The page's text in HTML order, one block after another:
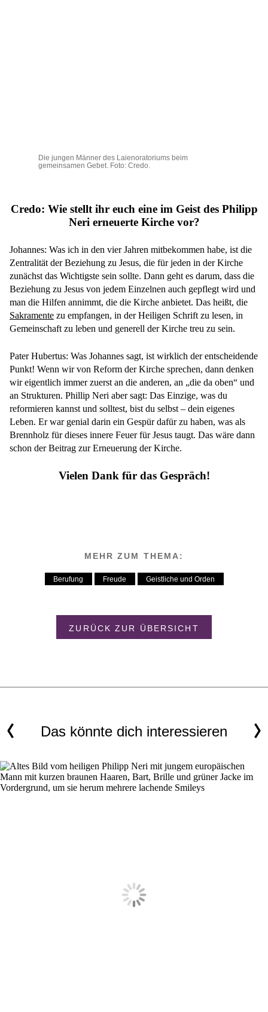
Die jungen Männer des Laienoratoriums beim
gemeinsamen Gebet. Foto: Credo.
Credo: Wie stellt ihr euch eine im Geist des Philipp
Neri erneuerte Kirche vor?
Johannes: Was ich in den vier Jahren mitbekommen habe, ist die
Zentralität der Beziehung zu Jesus, die für jeden in der Kirche
zunächst das Wichtigste sein sollte. Dann geht es darum, dass die
Beziehung zu Jesus von jedem Einzelnen auch gepflegt wird und
man die Hilfen annimmt, die die Kirche anbietet. Das heißt, die
Sakramente zu empfangen, in der Heiligen Schrift zu lesen, in
Gemeinschaft zu leben und generell der Kirche treu zu sein.
Pater Hubertus: Was Johannes sagt, ist wirklich der entscheidende
Punkt! Wenn wir von Reform der Kirche sprechen, dann denken
wir eigentlich immer zuerst an die anderen, an „die da oben“ und
an Strukturen. Phillip Neri aber sagt: Das Einzige, was du
reformieren kannst und solltest, bist du selbst – dein eigenes
Leben. Er war genial darin ein Gespür dafür zu haben, was als
Brennholz für dieses innere Feuer für Jesus taugt. Das wäre dann
schon der Beitrag zur Erneuerung der Kirche.
Vielen Dank für das Gespräch!
MEHR ZUM THEMA:
Berufung Freude Geistliche und Orden
ZURÜCK ZUR ÜBERSICHT
Das könnte dich interessieren